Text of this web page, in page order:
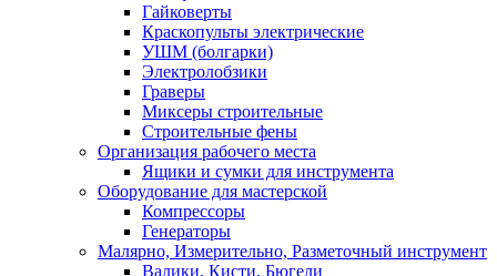
Гайковерты
Краскопульты электрические
УШМ (болгарки)
Электролобзики
Граверы
Миксеры строительные
Строительные фены
Организация рабочего места
Ящики и сумки для инструмента
Оборудование для мастерской
Компрессоры
Генераторы
Малярно, Измерительно, Разметочный инструмент
Валики, Кисти, Бюгели